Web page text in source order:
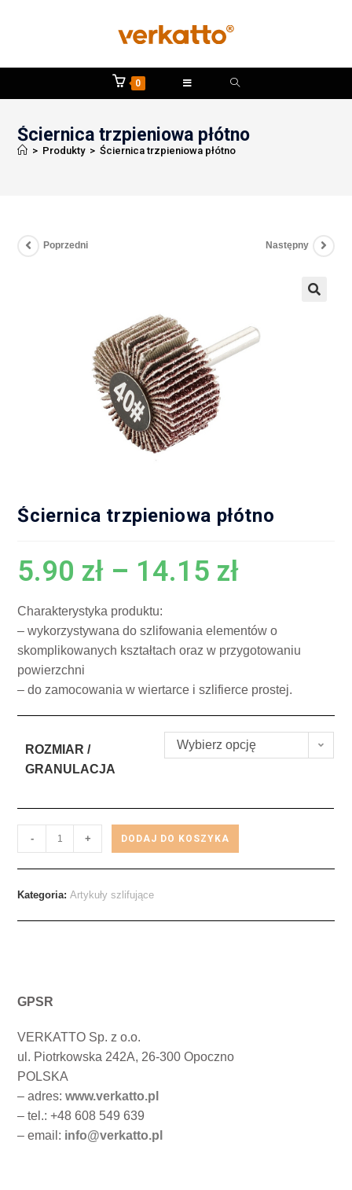
0
Ściernica trzpieniowa płótno
> Produkty > Ściernica trzpieniowa płótno
Poprzedni Następny
Ściernica trzpieniowa płótno
5.90 zł – 14.15 zł
Charakterystyka produktu:
– wykorzystywana do szlifowania elementów o
skomplikowanych kształtach oraz w przygotowaniu
powierzchni
– do zamocowania w wiertarce i szlifierce prostej.
ROZMIAR /
GRANULACJA
Wybierz opcję
- + DODAJ DO KOSZYKA
Kategoria:Artykuły szlifujące
GPSR
VERKATTO Sp. z o.o.
ul. Piotrkowska 242A, 26-300 Opoczno
POLSKA
– adres:www.verkatto.pl
– tel.: +48 608 549 639
– email: info@verkatto.pl